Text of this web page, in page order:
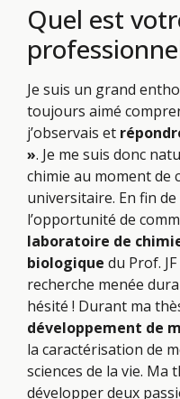
Quel est
Je suis un grand
toujours aimé
j’observais et
». Je me suis donc
chimie au moment de
universitaire. En fin de
l’opportunité de
laboratoire de
biologique du Prof.
recherche menée
hésité ! Durant ma
développement de
la caractérisation de
sciences de la vie. Ma
développer deux